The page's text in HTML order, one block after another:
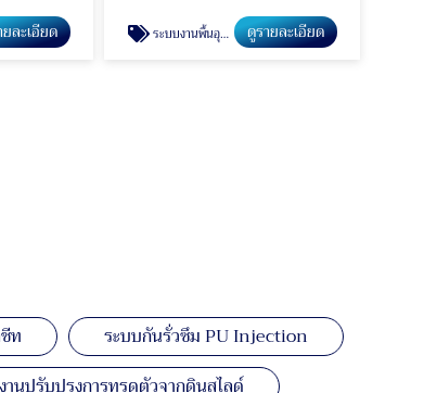
ละเอียด ระบบงานพื้นอุตสาหกรรม ดูรายละเอียด
ท
ระบบกันรั่วซึม PU Injection
งานปรับปรุงการทรุดตัวจากดินสไลด์